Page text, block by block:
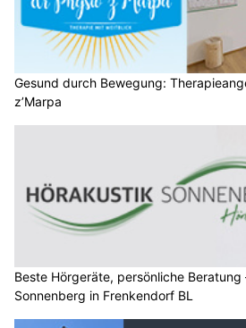
Gesund durch Bewegung:
z’Marpa
Beste Hörgeräte, persönliche Beratung
Sonnenberg in Frenkendorf BL